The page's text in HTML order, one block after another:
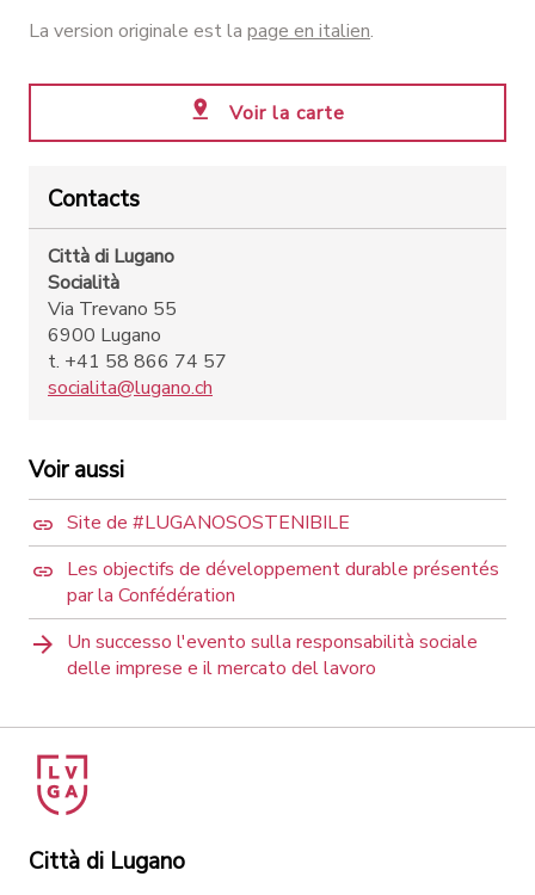
La version originale est la page en italien.
Voir la carte
Contacts
Città di Lugano
Socialità
Via Trevano 55
6900 Lugano
t. +41 58 866 74 57
socialita@lugano.ch
Voir aussi
Site de #LUGANOSOSTENIBILE
Les objectifs de développement durable présentés
par la Confédération
Un successo l'evento sulla responsabilità sociale
delle imprese e il mercato del lavoro
Città di Lugano